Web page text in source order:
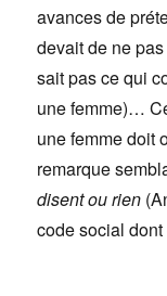
avances de
devait de ne
sait pas ce qui
une femme)…
une femme doit
remarque
disent ou rien
code social